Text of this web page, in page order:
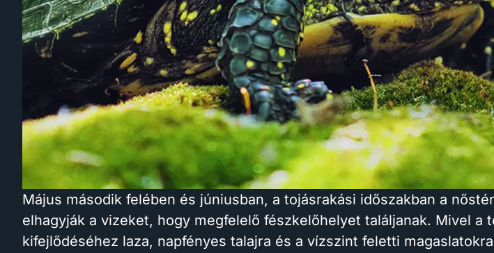
Május második felében és júniusban, a tojásrakási időszakban a
elhagyják a vizeket, hogy megfelelő fészkelőhelyet találjanak. Mivel a
kifejlődéséhez laza, napfényes talajra és a vízszint feletti